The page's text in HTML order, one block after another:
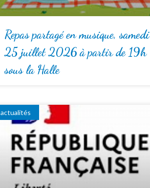
Repas partagé en musique, samedi
25 juillet 2026 à partir de 19h
sous la Halle
actualités